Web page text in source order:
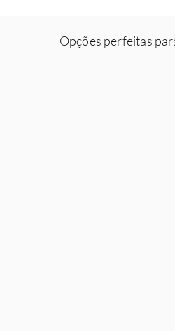
Opções perfeitas